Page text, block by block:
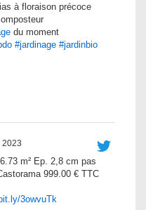
à floraison précoce
du moment
#jardinage #jardinbio
2023
m² Ep. 2,8 cm pas
999.00 € TTC
3owvuTk